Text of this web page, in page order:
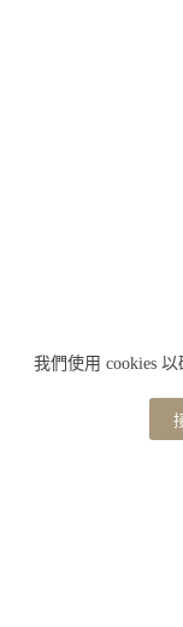
我們使用 cookies